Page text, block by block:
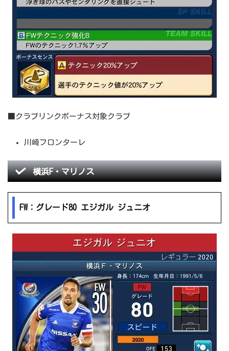
■クラブリンクボーナス対象クラブ
川崎フロンターレ
横浜F・マリノス
FW：グレード80 エジガル ジュニオ